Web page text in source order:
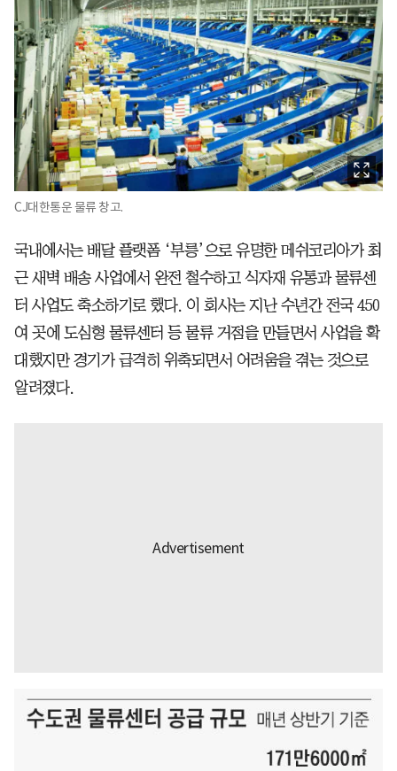
CJ대한통운 물류 창고.
국내에서는 배달 플랫폼 ‘부릉’으로 유명한 메쉬코리아가 최
근 새벽 배송 사업에서 완전 철수하고 식자재 유통과 물류센
터 사업도 축소하기로 했다. 이 회사는 지난 수년간 전국 450
여 곳에 도심형 물류센터 등 물류 거점을 만들면서 사업을 확
대했지만 경기가 급격히 위축되면서 어려움을 겪는 것으로
알려졌다.